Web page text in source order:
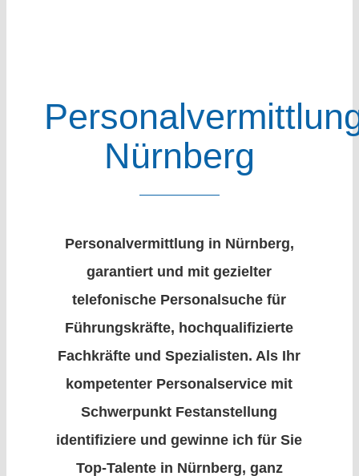
Nürnberg
Personalvermittlung in Nürnberg,
garantiert und mit gezielter
telefonische Personalsuche für
Führungskräfte, hochqualifizierte
Fachkräfte und Spezialisten. Als Ihr
kompetenter Personalservice mit
Schwerpunkt Festanstellung
identifiziere und gewinne ich für Sie
Top-Talente in Nürnberg, ganz